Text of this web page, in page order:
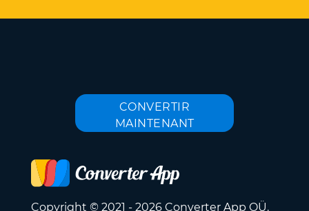
CONVERTIR
MAINTENANT
Copyright © 2021 - 2026 Converter App OÜ.